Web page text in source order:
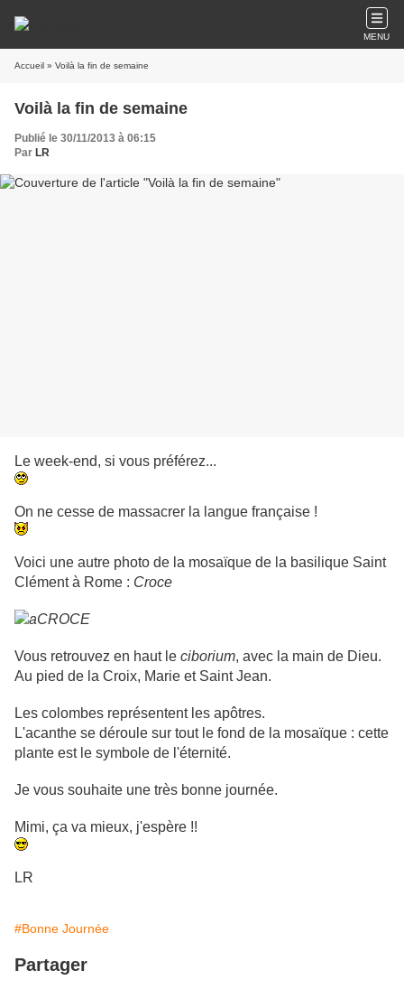
MENU
Accueil » Voilà la fin de semaine
Voilà la fin de semaine
Publié le 30/11/2013 à 06:15
Par LR
Le week-end, si vous préférez...
On ne cesse de massacrer la langue française !
Voici une autre photo de la mosaïque de la basilique Saint
Clément à Rome : Croce
Vous retrouvez en haut le ciborium, avec la main de Dieu.
Au pied de la Croix, Marie et Saint Jean.
Les colombes représentent les apôtres.
L'acanthe se déroule sur tout le fond de la mosaïque : cette
plante est le symbole de l'éternité.
Je vous souhaite une très bonne journée.
Mimi, ça va mieux, j'espère !!
LR
#Bonne Journée
Partager